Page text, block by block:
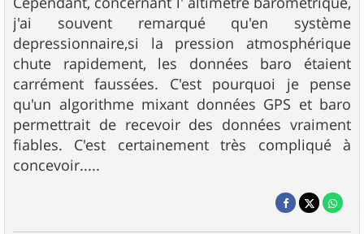
j'ai souvent remarqué qu'en système
depressionnaire,si la pression atmosphérique
chute rapidement, les données baro étaient
carrément faussées. C'est pourquoi je pense
qu'un algorithme mixant données GPS et baro
permettrait de recevoir des données vraiment
fiables. C'est certainement très compliqué à
concevoir.....